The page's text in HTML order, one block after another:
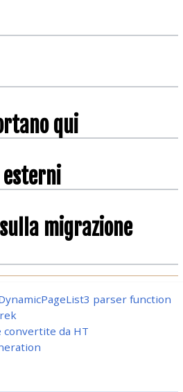
qui
esterni
migrazione
parser function
da HT